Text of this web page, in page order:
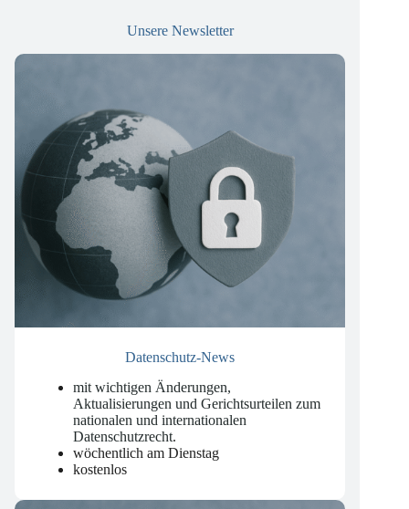
Unsere Newsletter
Datenschutz-News
mit wichtigen Änderungen,
Aktualisierungen und Gerichtsurteilen zum
nationalen und internationalen
Datenschutzrecht.
wöchentlich am Dienstag